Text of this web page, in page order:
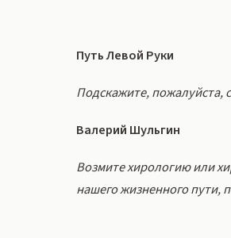
Путь Левой Руки
Подскажите, пожалуйста,
Валерий Шульгин
Возмите хирологию или
нашего жизненного пути,